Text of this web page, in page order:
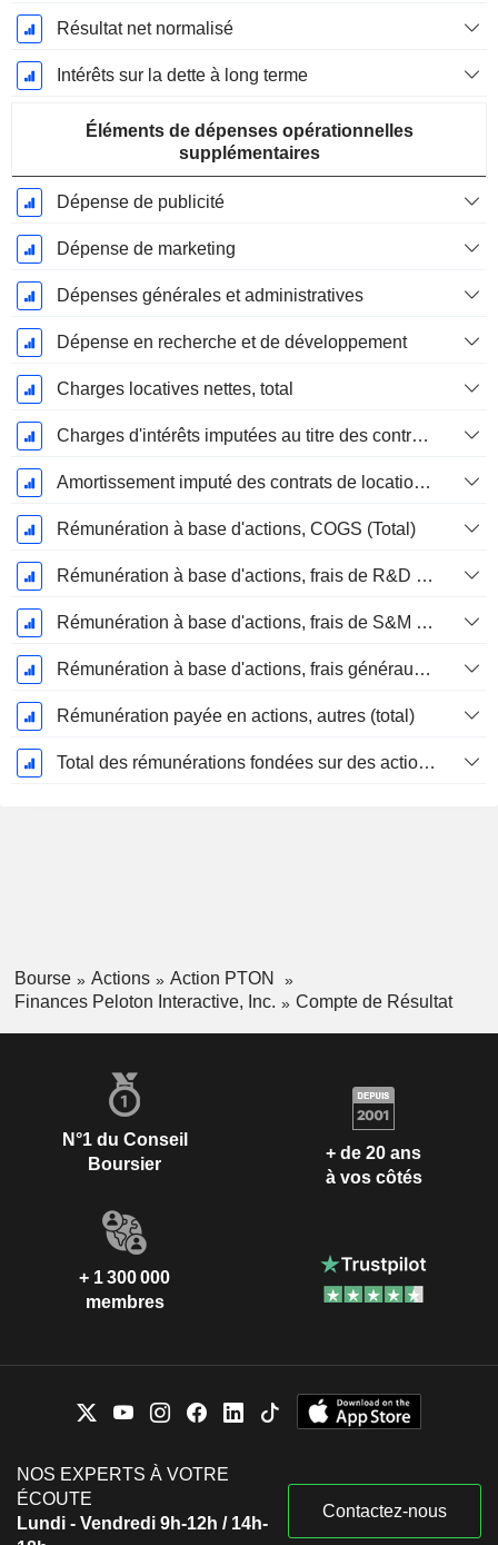
Résultat net normalisé
Intérêts sur la dette à long terme
Éléments de dépenses opérationnelles
supplémentaires
Dépense de publicité
Dépense de marketing
Dépenses générales et administratives
Dépense en recherche et de développement
Charges locatives nettes, total
Charges d'intérêts imputées au titre des contrats de location
Amortissement imputé des contrats de location simple
Rémunération à base d'actions, COGS (Total)
Rémunération à base d'actions, frais de R&D (total)
Rémunération à base d'actions, frais de S&M (total)
Rémunération à base d'actions, frais généraux et administratifs (total)
Rémunération payée en actions, autres (total)
Total des rémunérations fondées sur des actions
Bourse Actions
Action PTON
Finances Peloton Interactive, Inc.
Compte de Résultat
N°1 du Conseil
Boursier
+ de 20 ans
à vos côtés
+ 1 300 000
membres
NOS EXPERTS À VOTRE
ÉCOUTE
Lundi - Vendredi 9h-12h / 14h-
Contactez-nous